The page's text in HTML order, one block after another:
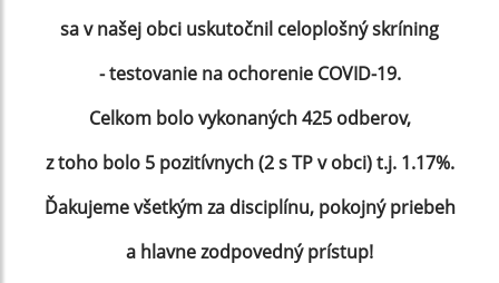
sa v našej obci uskutočnil celoplošný skríning
- testovanie na ochorenie COVID-19.
Celkom bolo vykonaných 425 odberov,
z toho bolo 5 pozitívnych (2 s TP v obci) t.j. 1.17%.
Ďakujeme všetkým za disciplínu, pokojný priebeh
a hlavne zodpovedný prístup!